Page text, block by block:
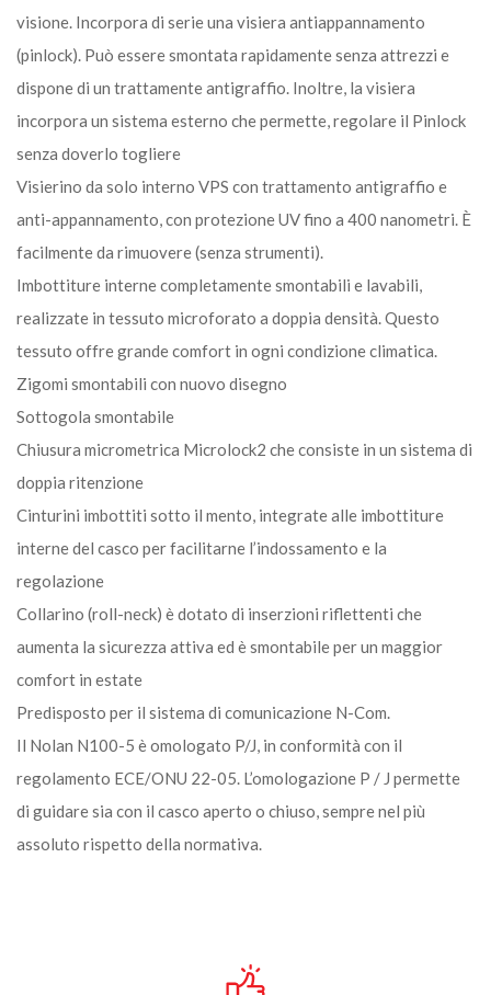
visione. Incorpora di serie una visiera antiappannamento
(pinlock). Può essere smontata rapidamente senza attrezzi e
dispone di un trattamente antigraffio. Inoltre, la visiera
incorpora un sistema esterno che permette, regolare il Pinlock
senza doverlo togliere
Visierino da solo interno VPS con trattamento antigraffio e
anti-appannamento, con protezione UV fino a 400 nanometri. È
facilmente da rimuovere (senza strumenti).
Imbottiture interne completamente smontabili e lavabili,
realizzate in tessuto microforato a doppia densità. Questo
tessuto offre grande comfort in ogni condizione climatica.
Zigomi smontabili con nuovo disegno
Sottogola smontabile
Chiusura micrometrica Microlock2 che consiste in un sistema di
doppia ritenzione
Cinturini imbottiti sotto il mento, integrate alle imbottiture
interne del casco per facilitarne l’indossamento e la
regolazione
Collarino (roll-neck) è dotato di inserzioni riflettenti che
aumenta la sicurezza attiva ed è smontabile per un maggior
comfort in estate
Predisposto per il sistema di comunicazione N-Com.
Il Nolan N100-5 è omologato P/J, in conformità con il
regolamento ECE/ONU 22-05. L’omologazione P / J permette
di guidare sia con il casco aperto o chiuso, sempre nel più
assoluto rispetto della normativa.